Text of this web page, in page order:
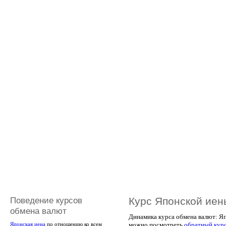
Поведение курсов
обмена валют
Японская иена по отношению ко всем
Курс Японской
Динамика курса обмена валют: